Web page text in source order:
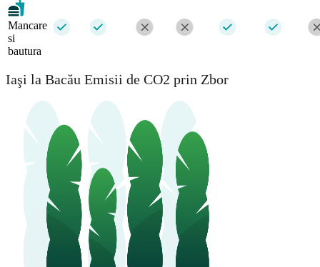
Mancare
si
bautura
Iaşi la Bacău Emisii de CO2 prin Zbor